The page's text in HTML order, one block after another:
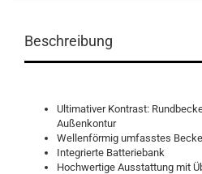
Beschreibung
Ultimativer Kontrast:
Außenkontur
Wellenförmig umfasstes
Integrierte Batteriebank
Hochwertige Ausstattung mit